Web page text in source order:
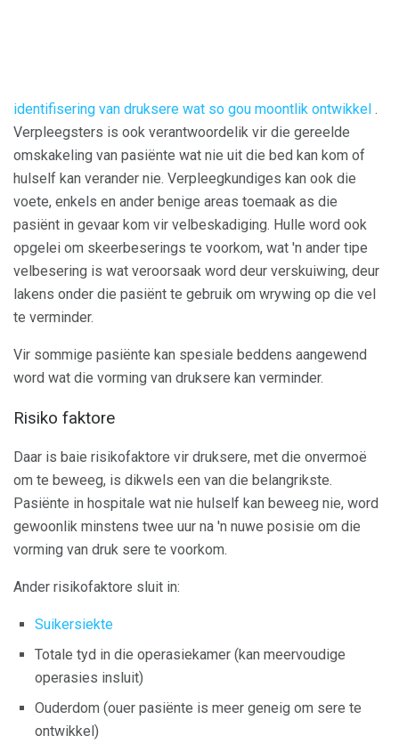
identifisering van druksere wat so gou moontlik ontwikkel .
Verpleegsters is ook verantwoordelik vir die gereelde
omskakeling van pasiënte wat nie uit die bed kan kom of
hulself kan verander nie. Verpleegkundiges kan ook die
voete, enkels en ander benige areas toemaak as die
pasiënt in gevaar kom vir velbeskadiging. Hulle word ook
opgelei om skeerbeserings te voorkom, wat 'n ander tipe
velbesering is wat veroorsaak word deur verskuiwing, deur
lakens onder die pasiënt te gebruik om wrywing op die vel
te verminder.
Vir sommige pasiënte kan spesiale beddens aangewend
word wat die vorming van druksere kan verminder.
Risiko faktore
Daar is baie risikofaktore vir druksere, met die onvermoë
om te beweeg, is dikwels een van die belangrikste.
Pasiënte in hospitale wat nie hulself kan beweeg nie, word
gewoonlik minstens twee uur na 'n nuwe posisie om die
vorming van druk sere te voorkom.
Ander risikofaktore sluit in:
Suikersiekte
Totale tyd in die operasiekamer (kan meervoudige
operasies insluit)
Ouderdom (ouer pasiënte is meer geneig om sere te
ontwikkel)